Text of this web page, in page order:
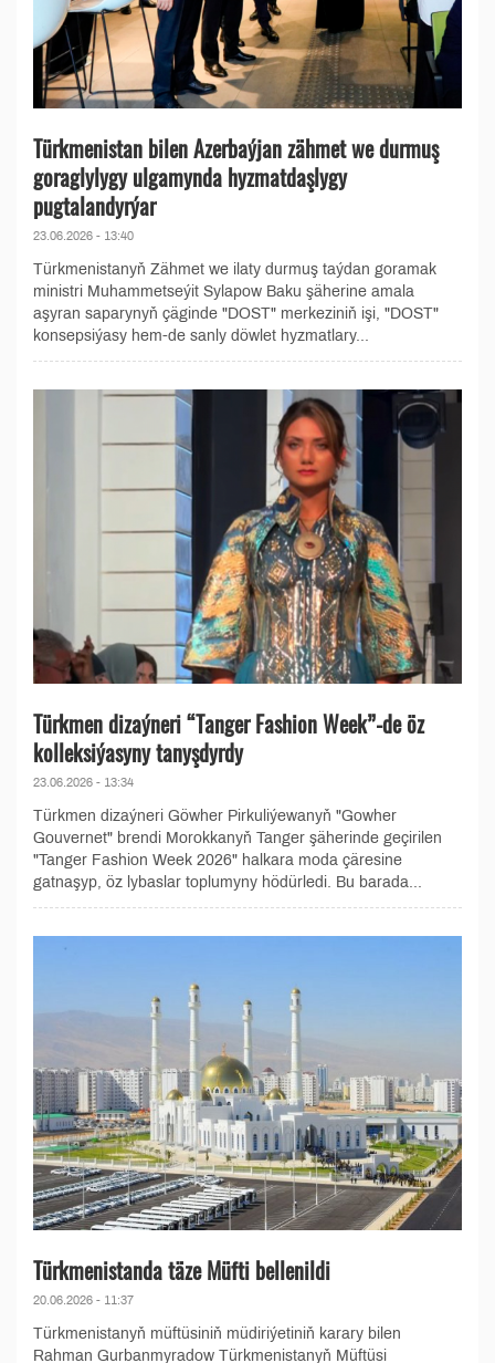
Türkmenistan bilen Azerbaýjan zähmet we durmuş
goraglylygy ulgamynda hyzmatdaşlygy
pugtalandyrýar
23.06.2026 - 13:40
Türkmenistanyň Zähmet we ilaty durmuş taýdan goramak
ministri Muhammetseýit Sylapow Baku şäherine amala
aşyran saparynyň çäginde "DOST" merkeziniň işi, "DOST"
konsepsiýasy hem-de sanly döwlet hyzmatlary...
Türkmen dizaýneri “Tanger Fashion Week”-de öz
kolleksiýasyny tanyşdyrdy
23.06.2026 - 13:34
Türkmen dizaýneri Göwher Pirkuliýewanyň "Gowher
Gouvernet" brendi Morokkanyň Tanger şäherinde geçirilen
"Tanger Fashion Week 2026" halkara moda çäresine
gatnaşyp, öz lybaslar toplumyny hödürledi. Bu barada...
Türkmenistanda täze Müfti bellenildi
20.06.2026 - 11:37
Türkmenistanyň müftüsiniň müdiriýetiniň karary bilen
Rahman Gurbanmyradow Türkmenistanyň Müftüsi